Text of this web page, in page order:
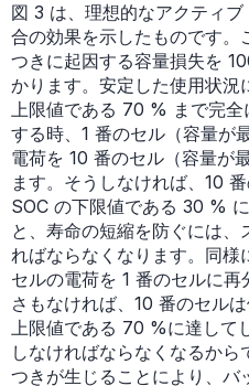
図 3 は、理想的なアクティ
合の効果を示したものです。
つきに起因する容量損失を
かります。安定した使用状
上限値である 70 % まで完
する時、1 番のセル（容量が
電荷を 10 番のセル（容量が
ます。そうしなければ、10
SOC の下限値である 30 %
と、寿命の短縮を防ぐには
ればならなくなります。同
セルの電荷を 1 番のセルに再
さもなければ、10 番のセル
上限値である 70 %に達して
しなければならなくなるか
つきが生じることにより、バ